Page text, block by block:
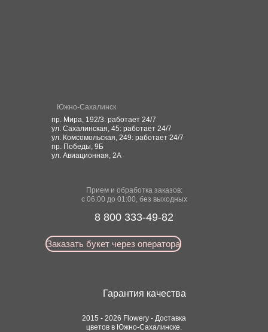
пр. Мира, 192/3: работает 24/7
ул. Сахалинская, 45: работает 24/7
ул. Комсомольская, 249: работает 24/7
пр. Победы, 9Б
ул. Авиационная, 2А
Заказать букет через оператора
8 800 333-49-82
Прием и обработка заказов:
с 06:00 до 01:00, без выходных
Южно-Сахалинск
2015 - 2026 Flowery - Доставка
цветов в Южно-Сахалинске.
Гарантия качества